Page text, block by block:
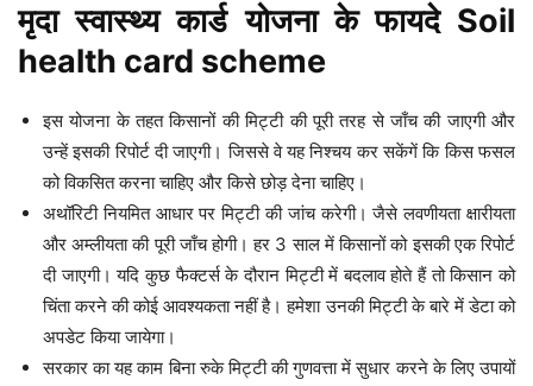
मृदा स्वास्थ्य कार्ड योजना के फायदे Soil
health card scheme
इस योजना के तहत किसानों की मिट्टी की पूरी तरह से जाँच की जाएगी और
उन्हें इसकी रिपोर्ट दी जाएगी। जिससे वे यह निश्चय कर सकेंगें कि किस फसल
को विकसित करना चाहिए और किसे छोड़ देना चाहिए।
अथॉरिटी नियमित आधार पर मिट्टी की जांच करेगी। जैसे लवणीयता क्षारीयता
और अम्लीयता की पूरी जाँच होगी। हर 3 साल में किसानों को इसकी एक रिपोर्ट
दी जाएगी। यदि कुछ फैक्टर्स के दौरान मिट्टी में बदलाव होते हैं तो किसान को
चिंता करने की कोई आवश्यकता नहीं है। हमेशा उनकी मिट्टी के बारे में डेटा को
अपडेट किया जायेगा।
सरकार का यह काम बिना रुके मिट्टी की गुणवत्ता में सुधार करने के लिए उपायों